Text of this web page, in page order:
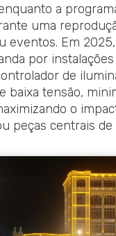
a
uma
eventos. Em
por
de
baixa tensão,
o
peças centrais de